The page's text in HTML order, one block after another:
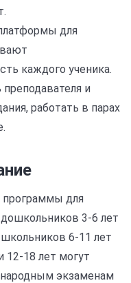
для
каждого ученика.
и
работать в парах
программы для
3-6 лет
школьников 6-11 лет
12-18 лет могут
экзаменам